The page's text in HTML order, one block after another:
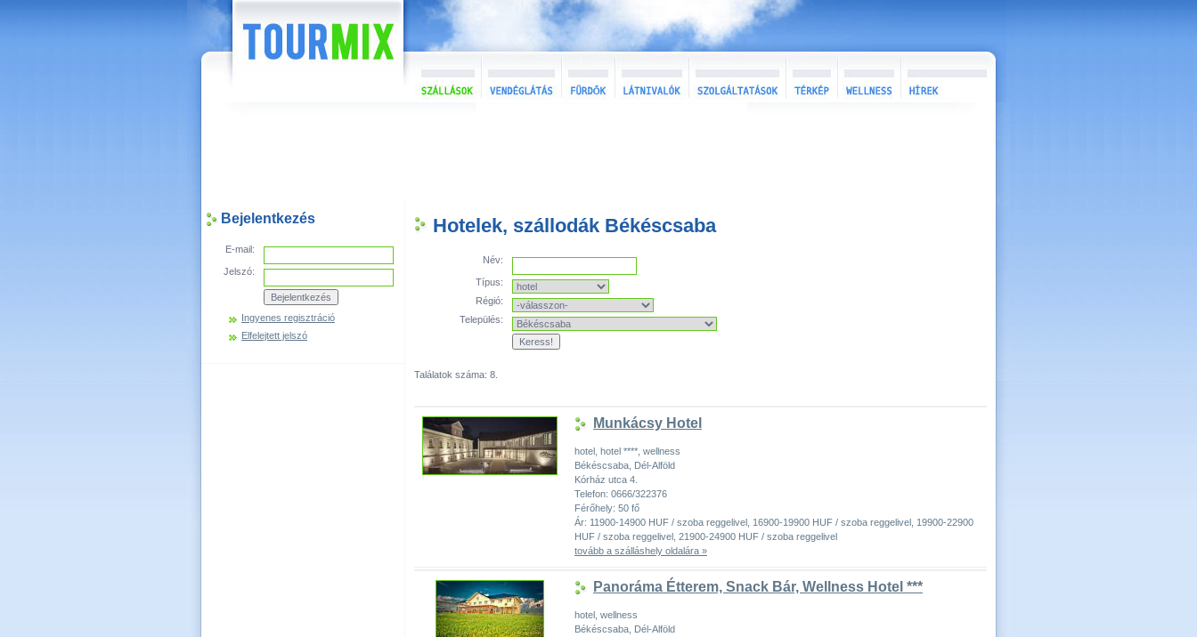
Bejelentkezés
E-mail:
Jelszó:
Ingyenes regisztráció
Elfelejtett jelszó
Hotelek, szállodák Békéscsaba
Név:
Típus:
Régió:
Település:
Találatok száma: 8.
Munkácsy Hotel
hotel, hotel ****, wellness
Békéscsaba, Dél-Alföld
Kórház utca 4.
Telefon: 0666/322376
Férőhely: 50 fő
Ár: 11900-14900 HUF / szoba reggelivel, 16900-19900 HUF / szoba reggelivel, 19900-22900
HUF / szoba reggelivel, 21900-24900 HUF / szoba reggelivel
tovább a szálláshely oldalára »
Panoráma Étterem, Snack Bár, Wellness Hotel ***
hotel, wellness
Békéscsaba, Dél-Alföld